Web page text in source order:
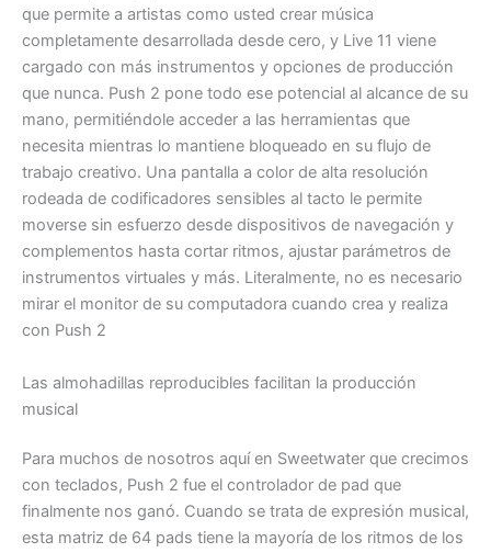
que permite a artistas como usted crear música
completamente desarrollada desde cero, y Live 11 viene
cargado con más instrumentos y opciones de producción
que nunca. Push 2 pone todo ese potencial al alcance de su
mano, permitiéndole acceder a las herramientas que
necesita mientras lo mantiene bloqueado en su flujo de
trabajo creativo. Una pantalla a color de alta resolución
rodeada de codificadores sensibles al tacto le permite
moverse sin esfuerzo desde dispositivos de navegación y
complementos hasta cortar ritmos, ajustar parámetros de
instrumentos virtuales y más. Literalmente, no es necesario
mirar el monitor de su computadora cuando crea y realiza
con Push 2
Las almohadillas reproducibles facilitan la producción
musical
Para muchos de nosotros aquí en Sweetwater que crecimos
con teclados, Push 2 fue el controlador de pad que
finalmente nos ganó. Cuando se trata de expresión musical,
esta matriz de 64 pads tiene la mayoría de los ritmos de los